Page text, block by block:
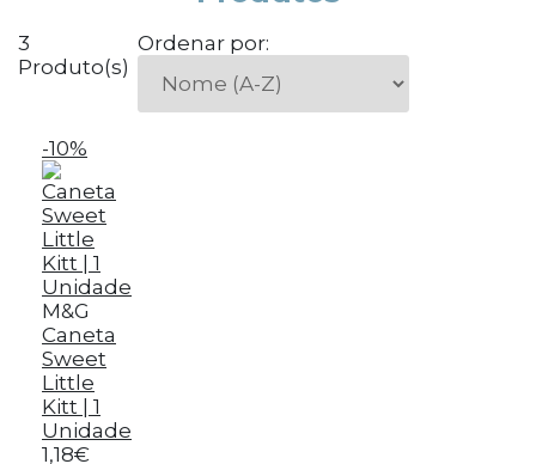
3
Produto(s)
Ordenar por:
-10%
M&G
Caneta
Sweet
Little
Kitt | 1
Unidade
1,18€